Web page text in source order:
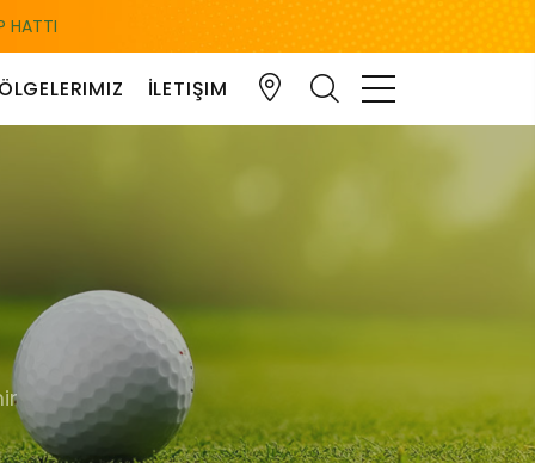
HATTI
İLETIŞIM